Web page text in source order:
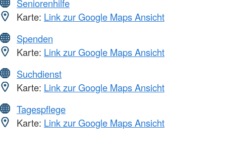
Seniorenhilfe
Karte: Link zur Google Maps Ansicht
Spenden
Karte: Link zur Google Maps Ansicht
Suchdienst
Karte: Link zur Google Maps Ansicht
Tagespflege
Karte: Link zur Google Maps Ansicht